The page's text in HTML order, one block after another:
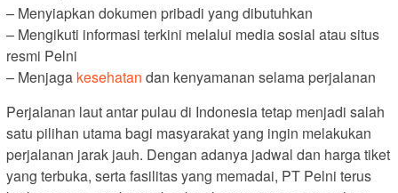
– Menyiapkan dokumen pribadi yang dibutuhkan
– Mengikuti informasi terkini melalui media sosial atau situs
resmi Pelni
– Menjaga kesehatan dan kenyamanan selama perjalanan
Perjalanan laut antar pulau di Indonesia tetap menjadi salah
satu pilihan utama bagi masyarakat yang ingin melakukan
perjalanan jarak jauh. Dengan adanya jadwal dan harga tiket
yang terbuka, serta fasilitas yang memadai, PT Pelni terus